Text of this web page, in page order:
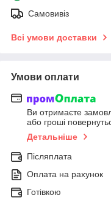
Самовивіз
Всі умови доставки
Умови оплати
Ви отримаєте
або гроші
Детальніше
Післяплата
Оплата на рахунок
Готівкою